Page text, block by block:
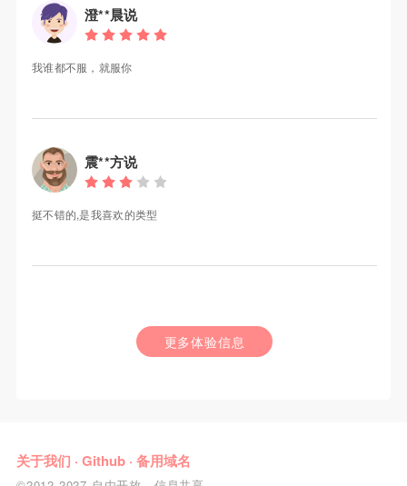
澄**晨说
我谁都不服，就服你
震**方说
挺不错的,是我喜欢的类型
更多体验信息
关于我们 · Github· 备用域名